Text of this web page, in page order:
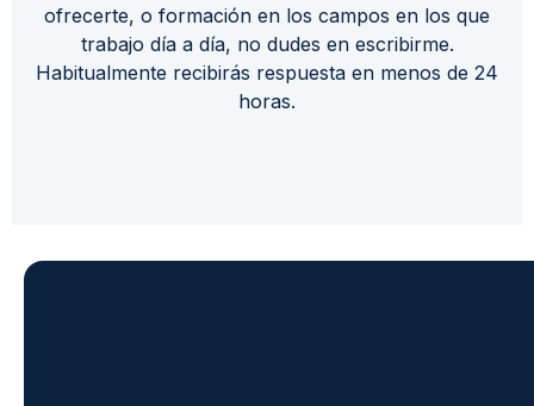
ofrecerte, o formación en los campos en los que
trabajo día a día, no dudes en escribirme.
Habitualmente recibirás respuesta en menos de 24
horas.